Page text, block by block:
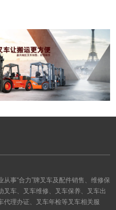
事“合力”牌叉车及配件销售、维修保
叉车、叉车维修、叉车保养、叉车出
代理办证、叉车年检等叉车相关服